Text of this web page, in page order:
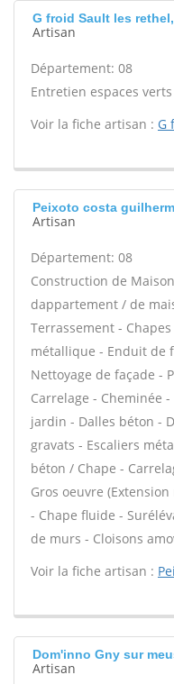
G froid Sault les
Artisan
Département: 08
Entretien espaces verts
Voir la fiche artisan : G
Peixoto costa
Artisan
Département: 08
Construction de
dappartement / de
Terrassement -
métallique - Enduit de
Nettoyage de façade -
Carrelage - Cheminée
jardin - Dalles béton -
gravats - Escaliers
béton / Chape -
Gros oeuvre
- Chape fluide -
de murs - Cloisons
Voir la fiche artisan :
Dom'inno Gny sur
Artisan